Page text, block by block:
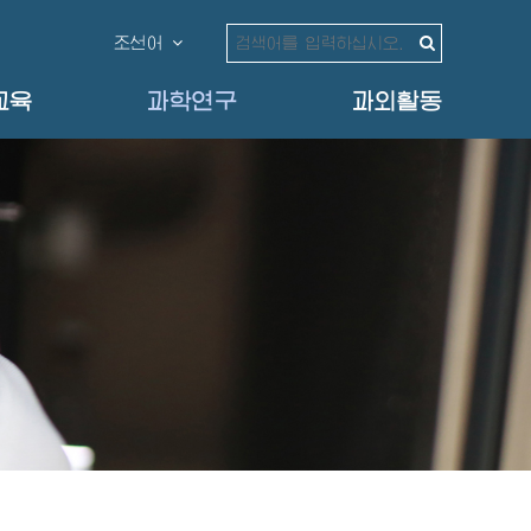
조선어
육 과학연구 과외활동